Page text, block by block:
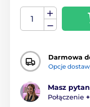
Darmowa
Opcje
Masz
Połączenie